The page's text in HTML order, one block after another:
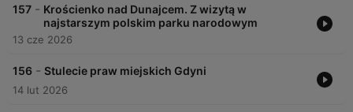
157 - Krościenko nad Dunajcem. Z wizytą w
najstarszym polskim parku narodowym
13 cze 2026
156 - Stulecie praw miejskich Gdyni
14 lut 2026